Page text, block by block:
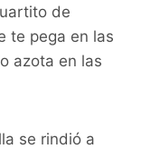
de
te pega en las
azota en las
se rindió a